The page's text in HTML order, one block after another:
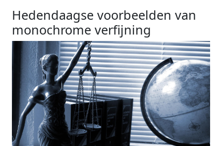
Hedendaagse voorbeelden van
monochrome verfijning